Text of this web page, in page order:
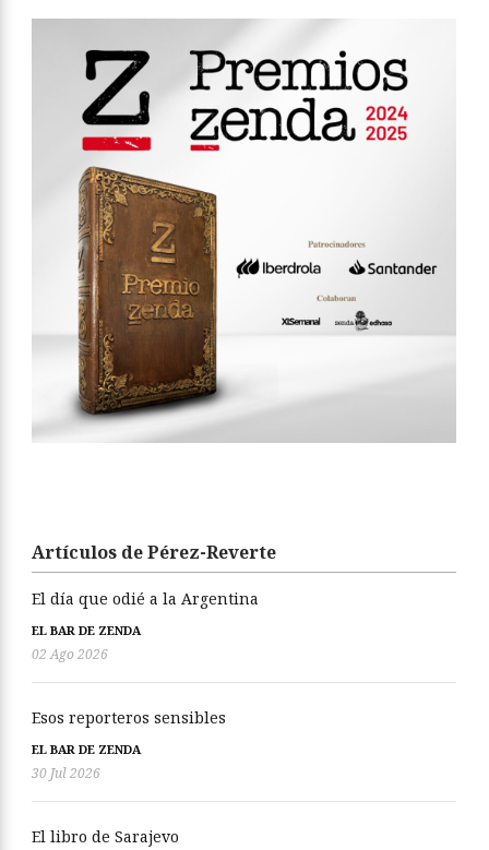
Artículos de Pérez-Reverte
El día que odié a la Argentina
EL BAR DE ZENDA
02 Ago 2026
Esos reporteros sensibles
EL BAR DE ZENDA
30 Jul 2026
El libro de Sarajevo